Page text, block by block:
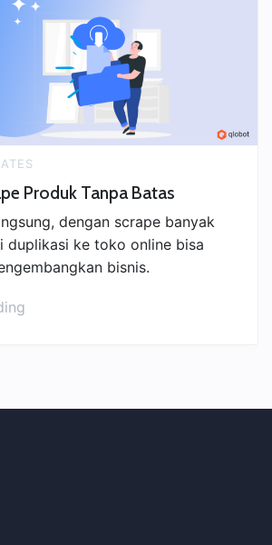
Produk Tanpa Batas
dengan scrape banyak
duplikasi ke toko online bisa
bisnis.